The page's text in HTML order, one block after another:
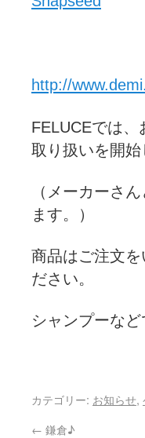
http://
FELUCEでは
取り扱いを開始
（メーカーさ
ます。）
商品はご注文
ださい。
シャンプーな
カテゴリー: お知らせ,
← 鎌倉♪